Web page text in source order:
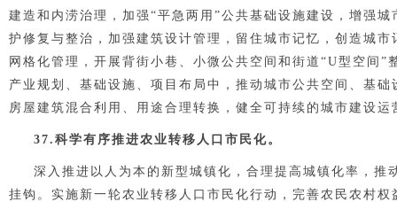
建造和内涝治理，加强“平急两用”公共基础设施建设，增强
护修复与整治，加强建筑设计管理，留住城市记忆，创造城
网格化管理，开展背街小巷、小微公共空间和街道“U型空间
产业规划、基础设施、项目布局中，推动城市公共空间、基
房屋建筑混合利用、用途合理转换，健全可持续的城市建设运
37.科学有序推进农业转移人口市民化。
深入推进以人为本的新型城镇化，合理提高城镇化率，
挂钩。实施新一轮农业转移人口市民化行动，完善农民农村